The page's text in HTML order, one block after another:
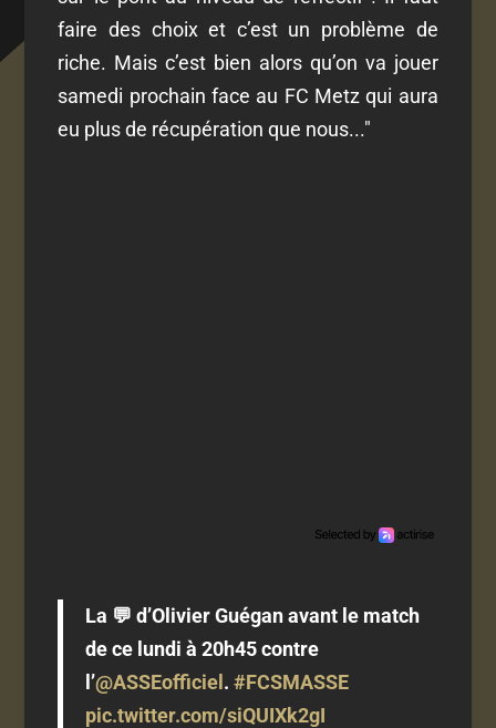
faire des choix et c’est un problème de
riche. Mais c’est bien alors qu’on va jouer
samedi prochain face au FC Metzqui aura
eu plus de récupération que nous..."
La 💬 d’Olivier Guégan avant le match
de ce lundi à 20h45 contre
l’@ASSEofficiel.#FCSMASSE
pic.twitter.com/siQUIXk2gI